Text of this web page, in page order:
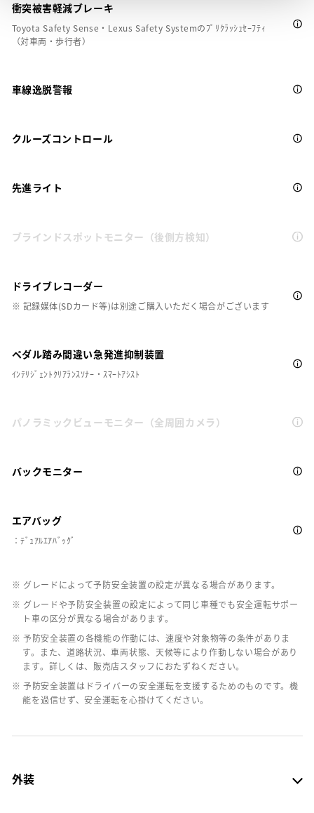
衝突被害軽減ブレーキ
Toyota Safety Sense・Lexus Safety Systemのﾌﾟﾘｸﾗｯｼｭｾｰﾌﾃｨ
（対車両・歩行者）
車線逸脱警報
クルーズコントロール
先進ライト
ブラインドスポットモニター（後側方検知）
ドライブレコーダー
※ 記録媒体(SDカード等)は別途ご購入いただく場合がございます
ペダル踏み間違い急発進抑制装置
ｲﾝﾃﾘｼﾞｪﾝﾄｸﾘｱﾗﾝｽｿﾅｰ・ｽﾏｰﾄｱｼｽﾄ
パノラミックビューモニター（全周囲カメラ）
バックモニター
エアバッグ
：ﾃﾞｭｱﾙｴｱﾊﾞｯｸﾞ
※ グレードによって予防安全装置の設定が異なる場合があります。
※ グレードや予防安全装置の設定によって同じ車種でも安全運転サポー
ト車の区分が異なる場合があります。
※ 予防安全装置の各機能の作動には、速度や対象物等の条件がありま
す。また、道路状況、車両状態、天候等により作動しない場合があり
ます。詳しくは、販売店スタッフにおたずねください。
※ 予防安全装置はドライバーの安全運転を支援するためのものです。機
能を過信せず、安全運転を心掛けてください。
外装